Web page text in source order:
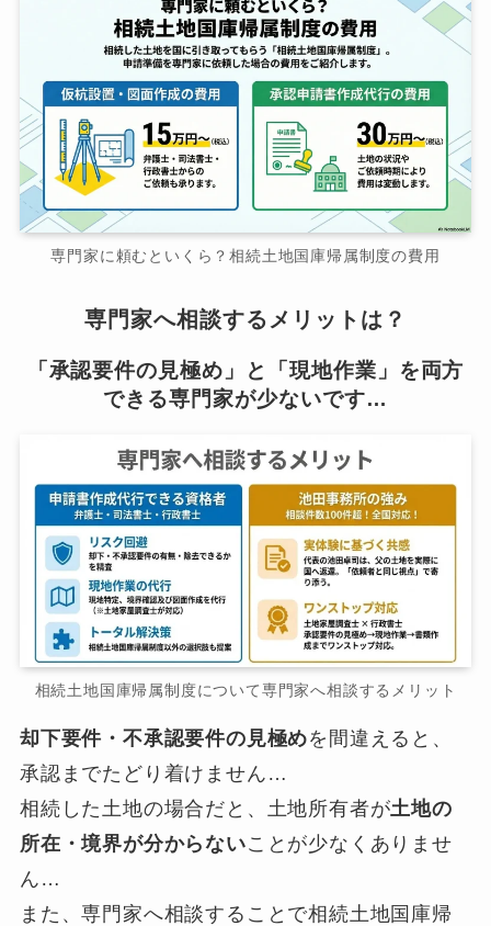
専門家に頼むといくら？相続土地国庫帰属制度の費用
専門家へ相談するメリットは？
「承認要件の見極め」と「現地作業」を両方
できる専門家が少ないです…
相続土地国庫帰属制度について専門家へ相談するメリット
却下要件・不承認要件の見極めを間違えると、
承認までたどり着けません…
相続した土地の場合だと、土地所有者が土地の
所在・境界が分からないことが少なくありませ
ん…
また、専門家へ相談することで相続土地国庫帰